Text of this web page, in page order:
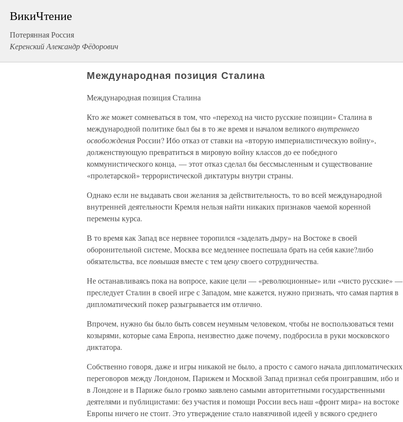
ВикиЧтение
Потерянная Россия
Керенский Александр Фёдорович
Международная позиция Сталина
Международная позиция Сталина
Кто же может сомневаться в том, что «переход на чисто русские позиции» Сталина в
международной политике был бы в то же время и началом великоговнутреннего
освобожденияРоссии? Ибо отказ от ставки на «вторую империалистическую войну»,
долженствующую превратиться в мировую войну классов до ее победного
коммунистического конца, — этот отказ сделал бы бессмысленным и существование
«пролетарской» террористической диктатуры внутри страны.
Однако если не выдавать свои желания за действительность, то во всей международной
внутренней деятельности Кремля нельзя найти никаких признаков чаемой коренной
перемены курса.
В то время как Запад все нервнее торопился «заделать дыру» на Востоке в своей
оборонительной системе, Москва все медленнее поспешала брать на себя какие?либо
обязательства, всеповышаявместе с темценусвоего сотрудничества.
Не останавливаясь пока на вопросе, какие цели — «революционные» или «чисто русские» —
преследует Сталин в своей игре с Западом, мне кажется, нужно признать, что самая партия в
дипломатический покер разыгрывается им отлично.
Впрочем, нужно бы было быть совсем неумным человеком, чтобы не воспользоваться теми
козырями, которые сама Европа, неизвестно даже почему, подбросила в руки московского
диктатора.
Собственно говоря, даже и игры никакой не было, а просто с самого начала дипломатических
переговоров между Лондоном, Парижем и Москвой Запад признал себя проигравшим, ибо и
в Лондоне и в Париже было громко заявлено самыми авторитетными государственными
деятелями и публицистами: без участия и помощи России весь наш «фронт мира» на востоке
Европы ничего не стоит. Это утверждение стало навязчивой идеей у всякого среднего